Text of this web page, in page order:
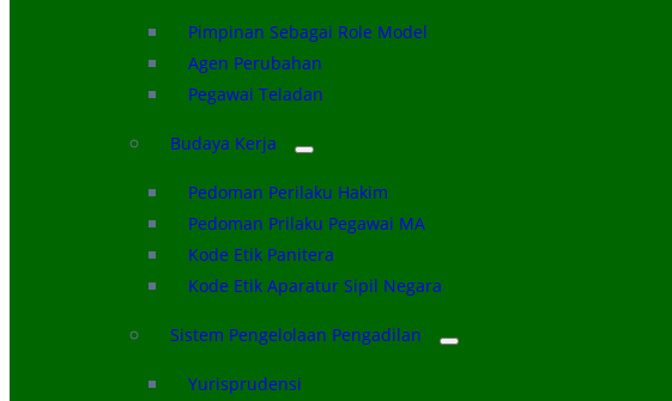
Pimpinan Sebagai Role Model
Agen Perubahan
Pegawai Teladan
Budaya Kerja
Pedoman Perilaku Hakim
Pedoman Prilaku Pegawai MA
Kode Etik Panitera
Kode Etik Aparatur Sipil Negara
Sistem Pengelolaan Pengadilan
Yurisprudensi